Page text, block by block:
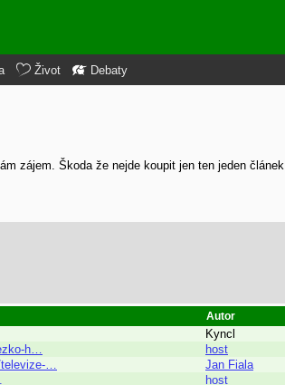
Život Debaty
zájem. Škoda že nejde koupit jen ten jeden
Autor
Kyncl
h… host
… Jan Fiala
host